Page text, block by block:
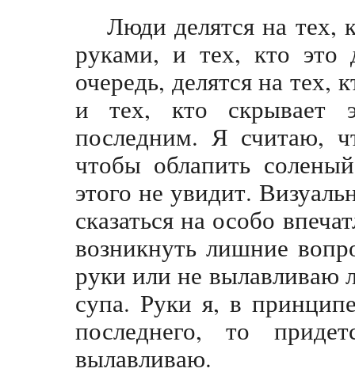
Люди делятся на тех,
руками, и тех, кто это
очередь, делятся на тех,
и тех, кто скрывает
последним. Я считаю,
чтобы облапить
этого не увидит.
сказаться на особо
возникнуть лишние
руки или не вылавливаю
супа. Руки я, в
последнего, то
вылавливаю.